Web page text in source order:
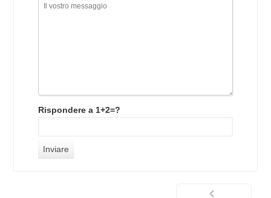
Rispondere a 1+2=?